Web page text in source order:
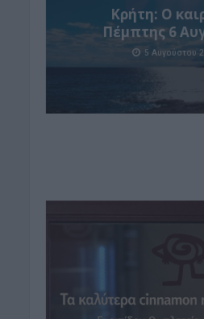
Κρήτη: Ο
Πέμπτης 6
5 Αυγούστου